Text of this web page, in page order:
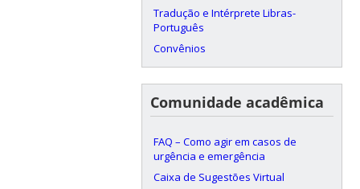
Tradução e Intérprete Libras-
Português
Convênios
Comunidade acadêmica
FAQ – Como agir em casos de
urgência e emergência
Caixa de Sugestões Virtual